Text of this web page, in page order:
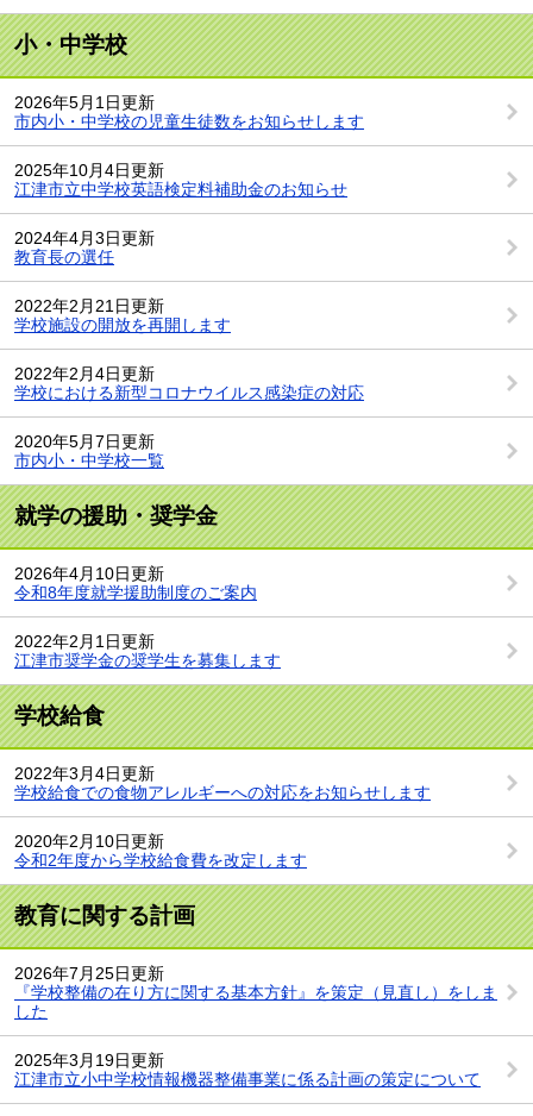
小・中学校
2026年5月1日更新
市内小・中学校の児童生徒数をお知らせします
2025年10月4日更新
江津市立中学校英語検定料補助金のお知らせ
2024年4月3日更新
教育長の選任
2022年2月21日更新
学校施設の開放を再開します
2022年2月4日更新
学校における新型コロナウイルス感染症の対応
2020年5月7日更新
市内小・中学校一覧
就学の援助・奨学金
2026年4月10日更新
令和8年度就学援助制度のご案内
2022年2月1日更新
江津市奨学金の奨学生を募集します
学校給食
2022年3月4日更新
学校給食での食物アレルギーへの対応をお知らせします
2020年2月10日更新
令和2年度から学校給食費を改定します
教育に関する計画
2026年7月25日更新
『学校整備の在り方に関する基本方針』を策定（見直し）をしま
した
2025年3月19日更新
江津市立小中学校情報機器整備事業に係る計画の策定について